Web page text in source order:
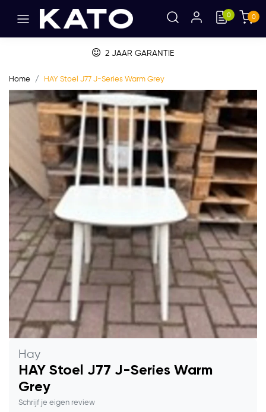
0 0
2 JAAR GARANTIE
Home HAY Stoel J77 J-Series Warm Grey
Hay
HAY Stoel J77 J-Series Warm
Grey
Schrijf je eigen review